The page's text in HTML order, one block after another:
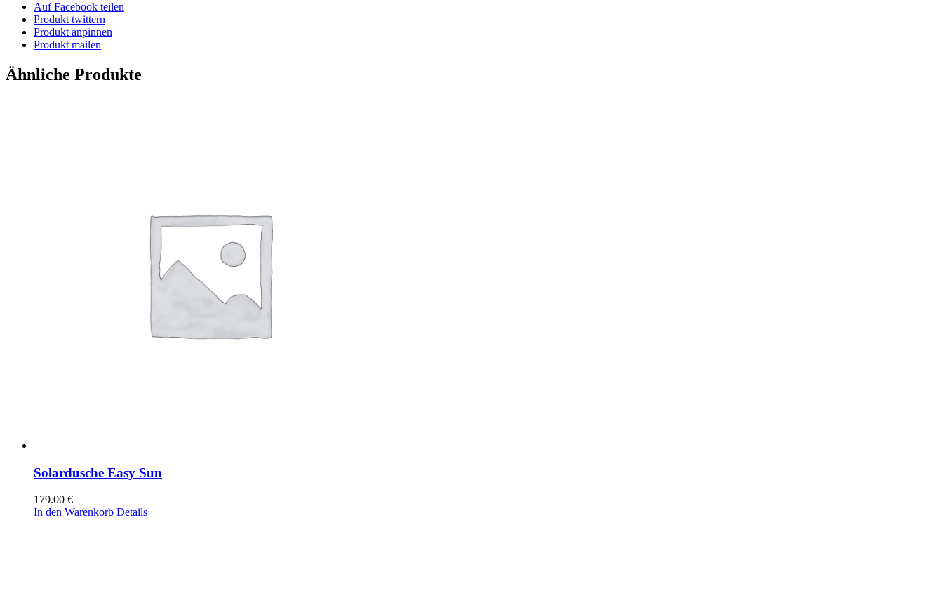
Auf Facebook teilen
Produkt twittern
Produkt anpinnen
Produkt mailen
Ähnliche Produkte
Solardusche Easy Sun
179.00 €
In den Warenkorb Details